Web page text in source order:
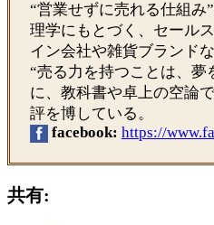
“営業せずに売れる仕組
理学にもとづく、セール
イン会社や雑貨ブランド
“売る力を持つことは、
に、教科書や卓上の空論
評を博している。
facebook: https://
共有: